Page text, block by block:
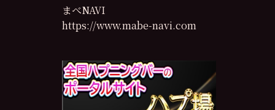
まべNAVI
https://www.mabe-navi.com